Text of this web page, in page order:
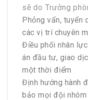
sẽ do Trưởng
Phỏng vấn, tuyển
các vị trí chuyên
Điều phối nhân
án đầu tư, giao
một thời điểm
Định hướng hành
bảo mọi đội